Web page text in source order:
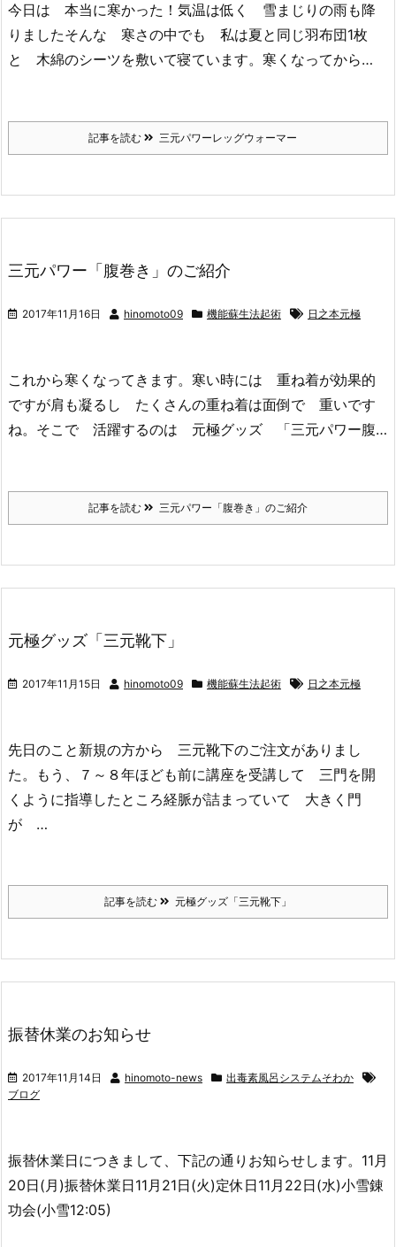
今日は 本当に寒かった！気温は低く 雪まじりの雨も降
りましたそんな 寒さの中でも 私は夏と同じ羽布団1枚
と 木綿のシーツを敷いて寝ています。寒くなってから…
記事を読む 三元パワーレッグウォーマー
三元パワー「腹巻き」のご紹介
2017年11月16日 hinomoto09 機能蘇生法起術 日之本元極
これから寒くなってきます。寒い時には 重ね着が効果的
ですが肩も凝るし たくさんの重ね着は面倒で 重いです
ね。そこで 活躍するのは 元極グッズ 「三元パワー腹…
記事を読む 三元パワー「腹巻き」のご紹介
元極グッズ「三元靴下」
2017年11月15日 hinomoto09 機能蘇生法起術 日之本元極
先日のこと新規の方から 三元靴下のご注文がありまし
た。もう、７～８年ほども前に講座を受講して 三門を開
くように指導したところ経脈が詰まっていて 大きく門
が …
記事を読む 元極グッズ「三元靴下」
振替休業のお知らせ
2017年11月14日 hinomoto-news
出毒素風呂システムそわか
ブログ
振替休業日につきまして、下記の通りお知らせします。11月
20日(月)振替休業日11月21日(火)定休日11月22日(水)小雪錬
功会(小雪12:05)